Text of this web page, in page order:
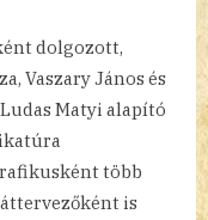
dolgozott,
Vaszary János és
Matyi alapító
több
is